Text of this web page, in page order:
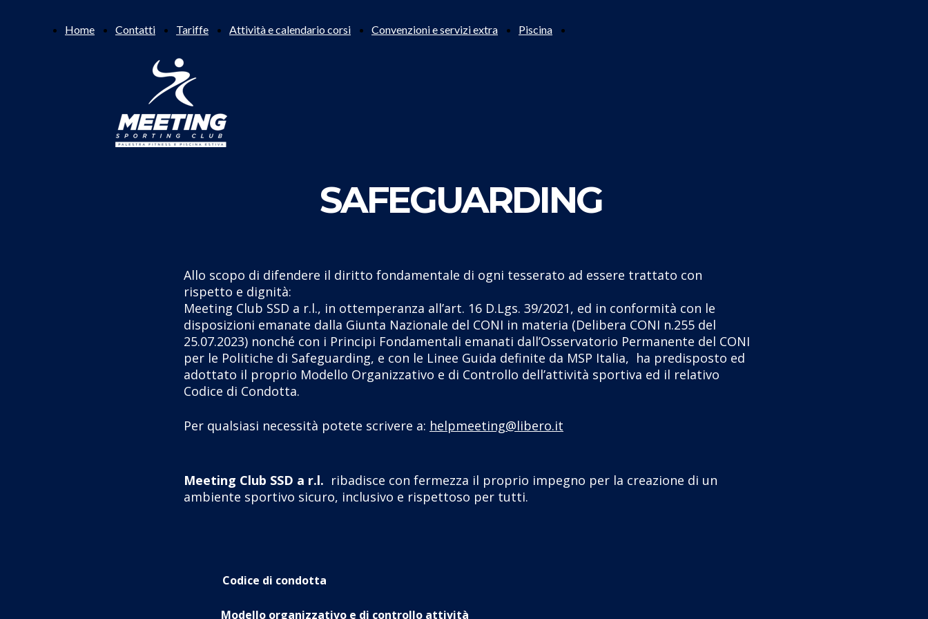
Home Contatti Tariffe Attività e calendario corsi Convenzioni e servizi extra Piscina
SAFEGUARDING
Allo scopo di difendere il diritto fondamentale di ogni tesserato ad essere trattato con
rispetto e dignità:
Meeting Club SSD a r.l., in ottemperanza all’art. 16 D.Lgs. 39/2021, ed in conformità con le
disposizioni emanate dalla Giunta Nazionale del CONI in materia (Delibera CONI n.255 del
25.07.2023) nonché con i Principi Fondamentali emanati dall’Osservatorio Permanente del CONI
per le Politiche di Safeguarding, e con le Linee Guida definite da MSP Italia, ha predisposto ed
adottato il proprio Modello Organizzativo e di Controllo dell’attività sportiva ed il relativo
Codice di Condotta.
Per qualsiasi necessità potete scrivere a: helpmeeting@libero.it
Meeting Club SSD a r.l. ribadisce con fermezza il proprio impegno per la creazione di un
ambiente sportivo sicuro, inclusivo e rispettoso per tutti.
Codice di condotta
Modello organizzativo e di controllo attività